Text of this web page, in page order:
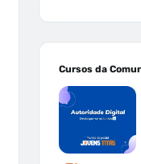
Cursos da